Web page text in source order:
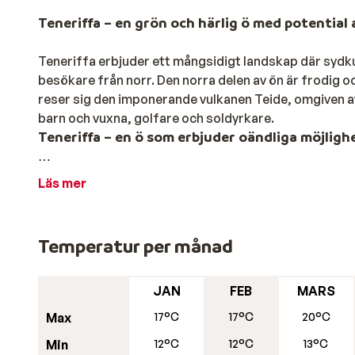
Teneriffa – en grön och härlig ö med
Teneriffa erbjuder ett mångsidigt landskap där
besökare från norr. Den norra delen av ön är frodig
reser sig den imponerande vulkanen Teide,
barn och vuxna, golfare och soldyrkare.
Teneriffa – en ö som erbjuder oändliga
Hyr gärna en bil och upptäck Teneriffa på egen
hem till en pittoresk gammal by och en botanisk
Med Sunweb bor du bra
Våra hotell ligger på Teneriffas soliga sydvästkust,
bykärna och välbesökta stränder. Från hamnen
Américas och vidare mot Costa Adeje. Playa de las
nattliv. För en lugnare atmosfär och boende av
Läs mer
Temperatur per månad
Max
Min
JAN
17°C
12°C
FEB
17°C
12°C
MARS
20°C
13°C